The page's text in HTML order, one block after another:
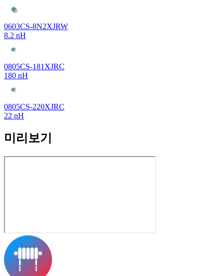
0603CS-8N2XJRW
8.2 nH
0805CS-181XJRC
180 nH
0805CS-220XJRC
22 nH
미리보기